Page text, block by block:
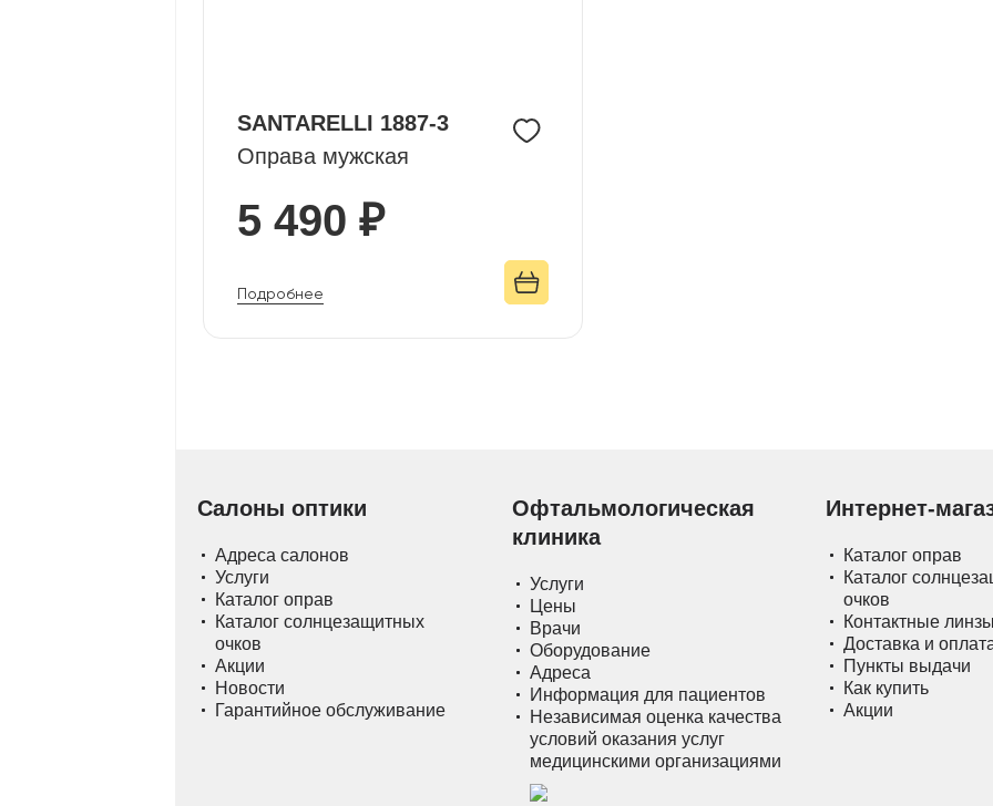
SANTARELLI 1887-3
Оправа мужская
5 490 ₽
Подробнее
Салоны оптики
Адреса салонов
Услуги
Каталог оправ
Каталог солнцезащитных
очков
Акции
Новости
Гарантийное обслуживание
Офтальмологическая
клиника
Услуги
Цены
Врачи
Оборудование
Адреса
Информация для пациентов
Независимая оценка качества
условий оказания услуг
медицинскими организациями
Интернет-
Каталог оправ
Каталог
очков
Контактные линзы
Доставка и
Пункты выдачи
Как купить
Акции